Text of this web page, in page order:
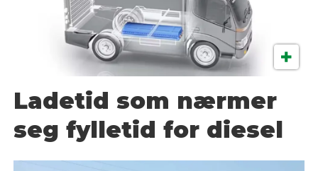
Ladetid som nærmer
seg fylletid for diesel